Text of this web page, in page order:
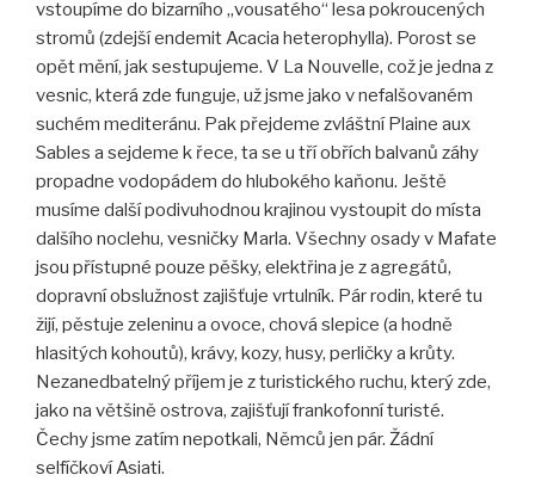
vstoupíme do bizarního „vousatého“ lesa pokroucených
stromů (zdejší endemit Acacia heterophylla). Porost se
opět mění, jak sestupujeme. V La Nouvelle, což je jedna z
vesnic, která zde funguje, už jsme jako v nefalšovaném
suchém mediteránu. Pak přejdeme zvláštní Plaine aux
Sables a sejdeme k řece, ta se u tří obřích balvanů záhy
propadne vodopádem do hlubokého kaňonu. Ještě
musíme další podivuhodnou krajinou vystoupit do místa
dalšího noclehu, vesničky Marla. Všechny osady v Mafate
jsou přístupné pouze pěšky, elektřina je z agregátů,
dopravní obslužnost zajišťuje vrtulník. Pár rodin, které tu
žijí, pěstuje zeleninu a ovoce, chová slepice (a hodně
hlasitých kohoutů), krávy, kozy, husy, perličky a krůty.
Nezanedbatelný příjem je z turistického ruchu, který zde,
jako na většině ostrova, zajišťují frankofonní turisté.
Čechy jsme zatím nepotkali, Němců jen pár. Žádní
selfíčkoví Asiati.